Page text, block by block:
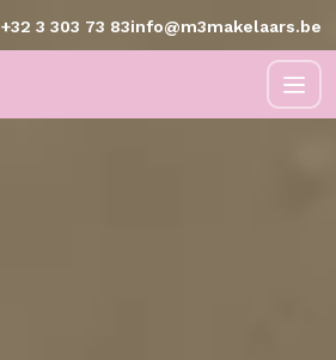
+32 3 303 73 83info@m3makelaars.be